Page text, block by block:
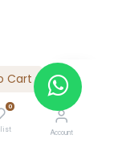
Cart
0
Account
6291-3168